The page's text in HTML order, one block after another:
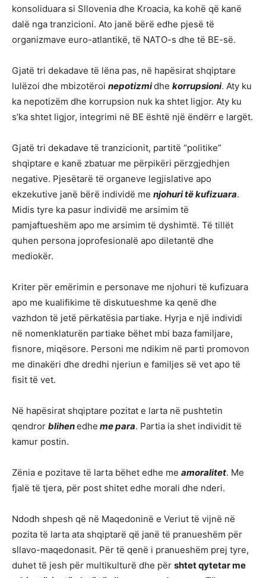
konsoliduara si Sllovenia dhe Kroacia, ka kohë që kanë
dalë nga tranzicioni. Ato janë bërë edhe pjesë të
organizmave euro-atlantikë, të NATO-s dhe të BE-së.
Gjatë tri dekadave të lëna pas, në hapësirat shqiptare
lulëzoi dhe mbizotëroi nepotizmidhe korrupsioni. Aty ku
ka nepotizëm dhe korrupsion nuk ka shtet ligjor. Aty ku
s’ka shtet ligjor, integrimi në BE është një ëndërr e largët.
Gjatë tri dekadave të tranzicionit, partitë “politike”
shqiptare e kanë zbatuar me përpikëri përzgjedhjen
negative. Pjesëtarë të organeve legjislative apo
ekzekutive janë bërë individë me njohuri të kufizuara.
Midis tyre ka pasur individë me arsimim të
pamjaftueshëm apo me arsimim të dyshimtë. Të tillët
quhen persona joprofesionalë apo diletantë dhe
mediokër.
Kriter për emërimin e personave me njohuri të kufizuara
apo me kualifikime të diskutueshme ka qenë dhe
vazhdon të jetë përkatësia partiake. Hyrja e një individi
në nomenklaturën partiake bëhet mbi baza familjare,
fisnore, miqësore. Personi me ndikim në parti promovon
me dinakëri dhe dredhi njeriun e familjes së vet apo të
fisit të vet.
Në hapësirat shqiptare pozitat e larta në pushtetin
qendror blihenedhe me para. Partia ia shet individit të
kamur postin.
Zënia e pozitave të larta bëhet edhe me amoralitet. Me
fjalë të tjera, për post shitet edhe morali dhe nderi.
Ndodh shpesh që në Maqedoninë e Veriut të vijnë në
pozita të larta ata shqiptarë që janë të pranueshëm për
sllavo-maqedonasit. Për të qenë i pranueshëm prej tyre,
duhet të jesh për multikulturë dhe për shtet qytetar me